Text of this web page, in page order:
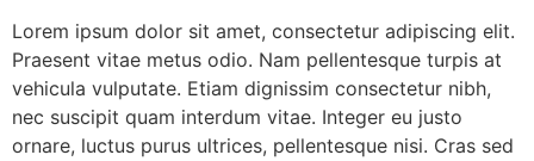
Lorem ipsum dolor sit amet, consectetur adipiscing elit.
Praesent vitae metus odio. Nam pellentesque turpis at
vehicula vulputate. Etiam dignissim consectetur nibh,
nec suscipit quam interdum vitae. Integer eu justo
ornare, luctus purus ultrices, pellentesque nisi. Cras sed